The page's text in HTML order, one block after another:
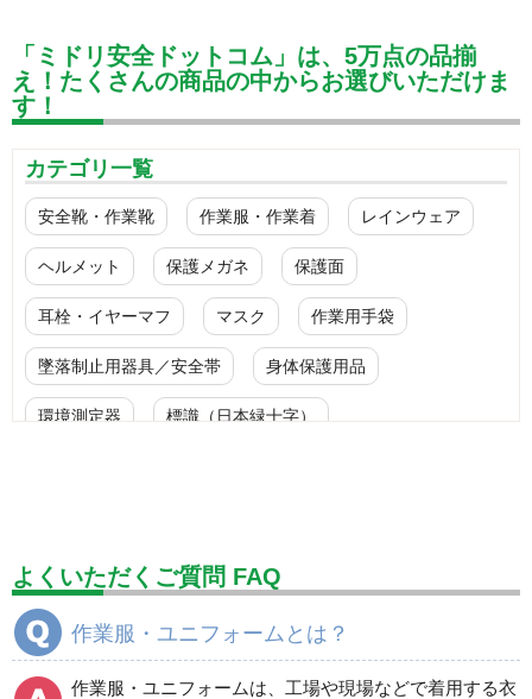
「ミドリ安全ドットコム」は、5万点の品揃
え！たくさんの商品の中からお選びいただけま
す！
カテゴリ一覧
安全靴・作業靴 作業服・作業着 レインウェア
ヘルメット 保護メガネ 保護面
耳栓・イヤーマフ マスク 作業用手袋
墜落制止用器具／安全帯 身体保護用品
環境測定器 標識（日本緑十字）
設備用品・作業補助用品 工事作業用品
分煙対策機器
電気保守用品 ワイパー クリーンルーム対策用品
よくいただくご質問 FAQ
作業服・ユニフォームとは？
作業服・ユニフォームは、工場や現場などで着用する衣